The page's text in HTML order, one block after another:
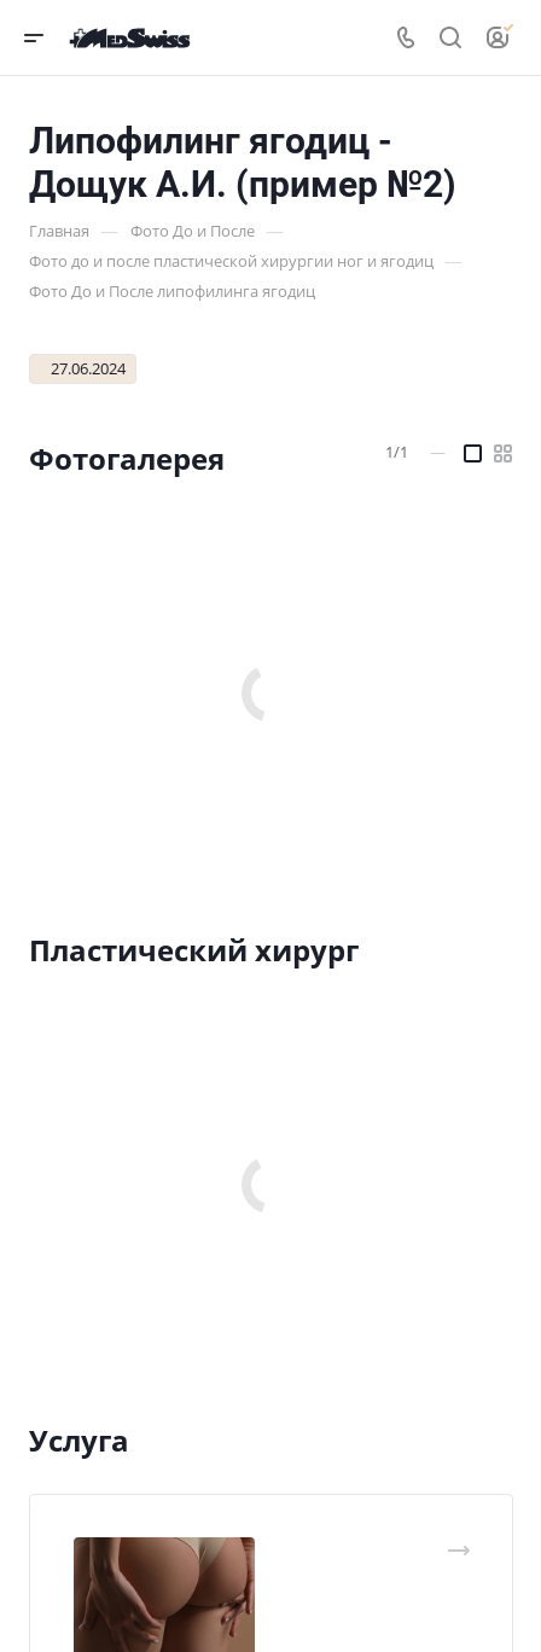
Липофилинг ягодиц -
Дощук А.И. (пример №2)
Главная — Фото До и После —
Фото до и после пластической хирургии ног и ягодиц —
Фото До и После липофилинга ягодиц
27.06.2024
Фотогалерея 1/1 —
Пластический хирург
Услуга